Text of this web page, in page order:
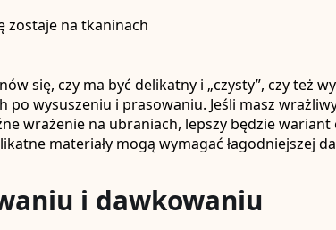
się, czy ma być delikatny i „czysty”, czy też
wysuszeniu i prasowaniu. Jeśli masz
wrażenie na ubraniach, lepszy będzie wariant
materiały mogą wymagać łagodniejszej
i dawkowaniu